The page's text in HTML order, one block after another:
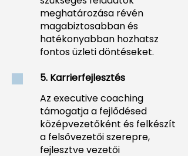
meghatározása révén
magabiztosabban és
hatékonyabban hozhatsz
fontos üzleti döntéseket.
5. Karrierfejlesztés
Az executive coaching
támogatja a fejlődésed
középvezetőként és felkészít
a felsővezetői szerepre,
fejlesztve vezetői